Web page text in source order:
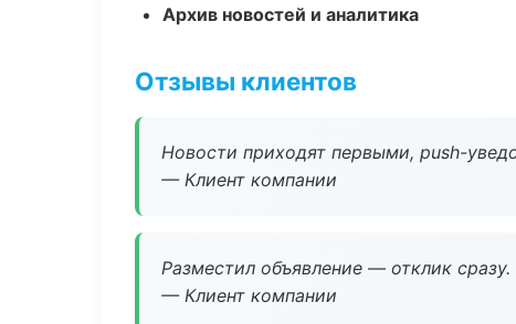
Архив новостей и аналитика
Отзывы клиентов
Новости приходят первыми, push-
— Клиент компании
Разместил объявление — отклик
— Клиент компании